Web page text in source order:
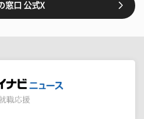
窓口 公式X